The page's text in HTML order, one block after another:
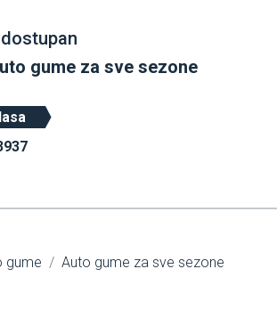
gume za sve sezone
gume Auto gume za sve sezone